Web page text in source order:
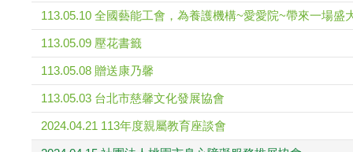
113.05.10 全國藝能工會，為養護機構~愛愛院~帶來一場盛
113.05.09 壓花書籤
113.05.08 贈送康乃馨
113.05.03 台北市慈馨文化發展協會
2024.04.21 113年度親屬教育座談會